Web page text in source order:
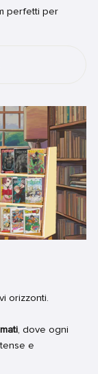
perfetti per
orizzonti.
, dove ogni
e